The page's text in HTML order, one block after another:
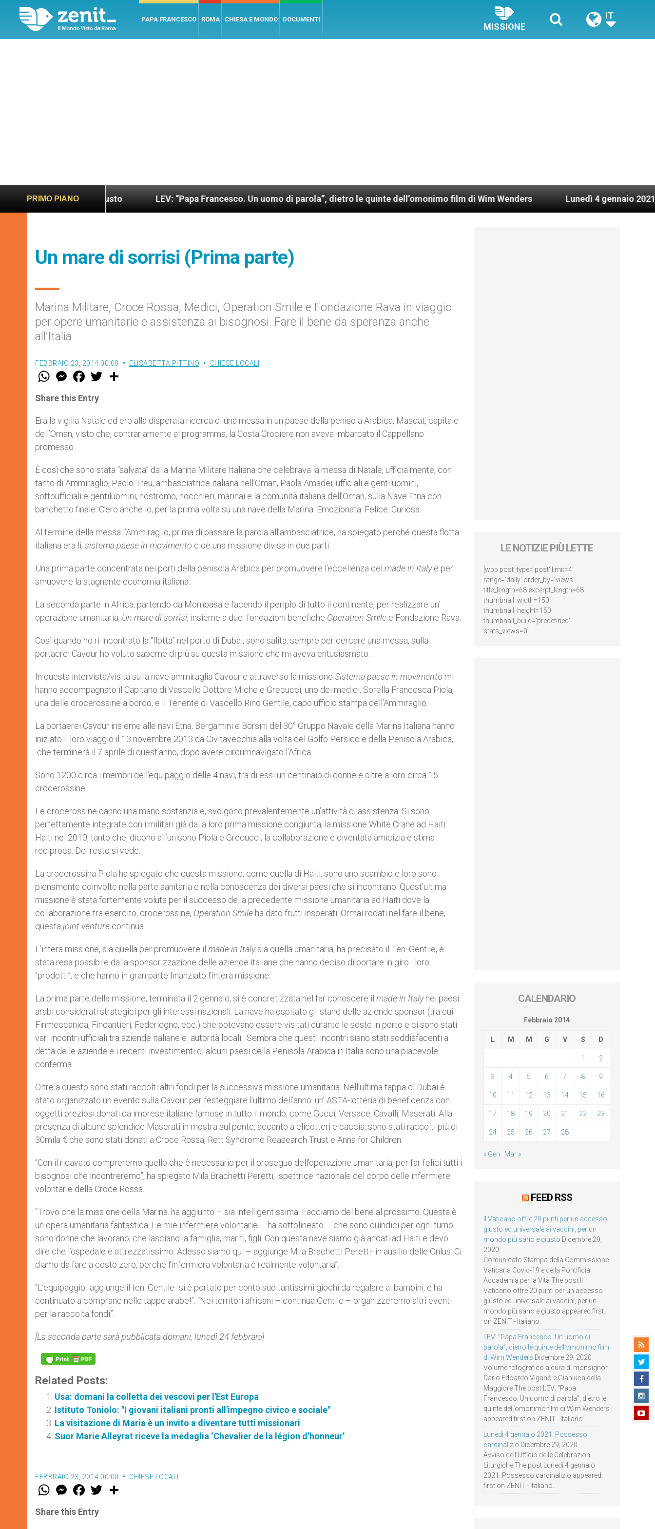
PAPA FRANCESCO ROMA CHIESA E MONDO DOCUMENTI
MISSIONE
IT
PRIMO PIANO
sano e giusto LEV: “Papa Francesco. Un uomo di parola”, dietro le quinte dell’omonimo film di Wim Wenders Lunedì 4 gennaio 2021: Possesso
Un mare di sorrisi (Prima parte)
Marina Militare, Croce Rossa, Medici, Operation Smile e Fondazione Rava in viaggio
per opere umanitarie e assistenza ai bisognosi. Fare il bene da speranza anche
all’Italia
FEBBRAIO 23, 2014 00:00 ELISABETTA PITTINO CHIESE LOCALI
W
t
s
p
p
M
e
s
e
g
e
r
F
a
e
b
o
k
w
r
Share this Entry
Era la vigilia Natale ed ero alla disperata ricerca di una messa in un paese della penisola Arabica, Mascat, capitale
dell’Oman, visto che, contrariamente al programma, la Costa Crociere non aveva imbarcato il Cappellano
promesso.
È così che sono stata “salvata” dalla Marina Militare Italiana che celebrava la messa di Natale, ufficialmente, con
tanto di Ammiraglio, Paolo Treu, ambasciatrice italiana nell’Oman, Paola Amadei, ufficiali e gentiluomini,
sottoufficiali e gentiluomini, nostromo, nocchieri, marinai e la comunità italiana dell’Oman, sulla Nave Etna con
banchetto finale. C’ero anche io, per la prima volta su una nave della Marina. Emozionata. Felice. Curiosa.
Al termine della messa l’Ammiraglio, prima di passare la parola all’ambasciatrice, ha spiegato perché questa flotta
italiana era lì: sistema paese in movimento cioè una missione divisa in due parti.
Una prima parte concentrata nei porti della penisola Arabica per promuovere l’eccellenza del made in Italye per
smuovere la stagnante economia italiana.
La seconda parte in Africa, partendo da Mombasa e facendo il periplo di tutto il continente, per realizzare un’
operazione umanitaria, Un mare di sorrisi, insieme a due fondazioni benefiche Operation Smile e Fondazione Rava.
Così quando ho ri-incontrato la “flotta” nel porto di Dubai, sono salita, sempre per cercare una messa, sulla
portaerei Cavour ho voluto saperne di più su questa missione che mi aveva entusiasmato.
In questa intervista/visita sulla nave ammiraglia Cavour e attraverso la missione Sistema paese in movimento mi
hanno accompagnato il Capitano di Vascello Dottore Michele Grecucci, uno dei medici, Sorella Francesca Piola,
una delle crocerossine a bordo, e il Tenente di Vascello Rino Gentile, capo ufficio stampa dell’Ammiraglio.
La portaerei Cavour insieme alle navi Etna, Bergamini e Borsini del 30° Gruppo Navale della Marina Italiana hanno
iniziato il loro viaggio il 13 novembre 2013 da Civitavecchia alla volta del Golfo Persico e della Penisola Arabica,
che terminerà il 7 aprile di quest’anno, dopo avere circumnavigato l’Africa.
Sono 1200 circa i membri dell’equipaggio delle 4 navi, tra di essi un centinaio di donne e oltre a loro circa 15
crocerossine.
Le crocerossine danno una mano sostanziale, svolgono prevalentemente un’attività di assistenza. Si sono
perfettamente integrate con i militari già dalla loro prima missione congiunta, la missione White Crane ad Haiti
Haiti nel 2010, tanto che, dicono all’unisono Piola e Grecucci, la collaborazione è diventata amicizia e stima
reciproca. Del resto si vede.
La crocerossina Piola ha spiegato che questa missione, come quella di Haiti, sono uno scambio e loro sono
pienamente coinvolte nella parte sanitaria e nella conoscenza dei diversi paesi che si incontrano. Quest’ultima
missione è stata fortemente voluta per il successo della precedente missione umanitaria ad Haiti dove la
collaborazione tra esercito, crocerossine, Operation Smile ha dato frutti insperati. Ormai rodati nel fare il bene,
questa joint venture continua.
L’intera missione, sia quella per promuovere il made in Italysia quella umanitaria, ha precisato il Ten. Gentile, è
stata resa possibile dalla sponsorizzazione delle aziende italiane che hanno deciso di portare in giro i loro
“prodotti”, e che hanno in gran parte finanziato l’intera missione.
La prima parte della missione, terminata il 2 gennaio, si è concretizzata nel far conoscere il made in Italynei paesi
arabi considerati strategici per gli interessi nazionali. La nave ha ospitato gli stand delle aziende sponsor (tra cui
Finmeccanica, Fincantieri, Federlegno, ecc.) che potevano essere visitati durante le soste in porto e ci sono stati
vari incontri ufficiali tra aziende italiane e autorità locali. Sembra che questi incontri siano stati soddisfacenti a
detta delle aziende e i recenti investimenti di alcuni paesi della Penisola Arabica in Italia sono una piacevole
conferma.
Oltre a questo sono stati raccolti altri fondi per la successiva missione umanitaria. Nell’ultima tappa di Dubai è
stato organizzato un evento sulla Cavour per festeggiare l’ultimo dell’anno: un’ ASTA-lotteria di beneficenza con
oggetti preziosi donati da imprese italiane famose in tutto il mondo, come Gucci, Versace, Cavalli, Maserati. Alla
presenza di alcune splendide Maserati in mostra sul ponte, accanto a elicotteri e caccia, sono stati raccolti più di
30mila € che sono stati donati a Croce Rossa, Rett Syndrome Reasearch Trust e Anna for Children.
“Con il ricavato compreremo quello che è necessario per il proseguo dell’operazione umanitaria, per far felici tutti i
bisognosi che incontreremo”, ha spiegato Mila Brachetti Peretti, ispettrice nazionale del corpo delle infermiere
volontarie della Croce Rossa.
“Trovo che la missione della Marina. ha aggiunto – sia intelligentissima. Facciamo del bene al prossimo. Questa è
un opera umanitaria fantastica. Le mie infermiere volontarie – ha sottolineato – che sono quindici per ogni turno
sono donne che lavorano, che lasciano la famiglia, mariti, figli. Con questa nave siamo già andati ad Haiti e devo
dire che l’ospedale è attrezzatissimo. Adesso siamo qui – aggiunge Mila Brachetti Peretti- in ausilio delle Onlus. Ci
diamo da fare a costo zero, perché l’infermiera volontaria è realmente volontaria”.
“L’equipaggio- aggiunge il ten. Gentile- si è portato per conto suo tantissimi giochi da regalare ai bambini, e ha
continuato a comprane nelle tappe arabe!”. “Nei territori africani – continua Gentile – organizzeremo altri eventi
per la raccolta fondi”.
[La seconda parte sarà pubblicata domani, lunedì 24 febbraio]
Related Posts:
Usa: domani la colletta dei vescovi per l'Est Europa
Istituto Toniolo: "I giovani italiani pronti all'impegno civico e sociale"
La visitazione di Maria è un invito a diventare tutti missionari
Suor Marie Alleyrat riceve la medaglia ‘Chevalier de la légion d’honneur’
FEBBRAIO 23, 2014 00:00 CHIESE LOCALI
W
t
s
M
e
s
e
F
a
e
b
w
Share this Entry
LE NOTIZIE PIÙ LETTE
[wpp post_type='post' limit=4
range='daily' order_by='views'
title_length=68 excerpt_length=68
thumbnail_width=150
thumbnail_height=150
thumbnail_build='predefined'
stats_views=0]
CALENDARIO
Febbraio 2014
L M M G V S D
1 2
3 4 5 6 7 8 9
10 11 12 13 14 15 16
17 18 19 20 21 22 23
24 25 26 27 28
« Gen Mar »
FEED RSS
Il Vaticano offre 20 punti per un accesso
giusto ed universale ai vaccini, per un
mondo più sano e giusto Dicembre 29,
2020
Comunicato Stampa della Commissione
Vaticana Covid-19 e della Pontificia
Accademia per la Vita The post Il
Vaticano offre 20 punti per un accesso
giusto ed universale ai vaccini, per un
mondo più sano e giusto appeared first
on ZENIT - Italiano.
LEV: “Papa Francesco. Un uomo di
parola”, dietro le quinte dell’omonimo film
di Wim Wenders Dicembre 29, 2020
Volume fotografico a cura di monsignor
Dario Edoardo Viganò e Gianluca della
Maggiore The post LEV: “Papa
Francesco. Un uomo di parola”, dietro le
quinte dell’omonimo film di Wim Wenders
appeared first on ZENIT - Italiano.
Lunedì 4 gennaio 2021: Possesso
cardinalizio Dicembre 29, 2020
Avviso dell’Ufficio delle Celebrazioni
Liturgiche The post Lunedì 4 gennaio
2021: Possesso cardinalizio appeared
first on ZENIT - Italiano.